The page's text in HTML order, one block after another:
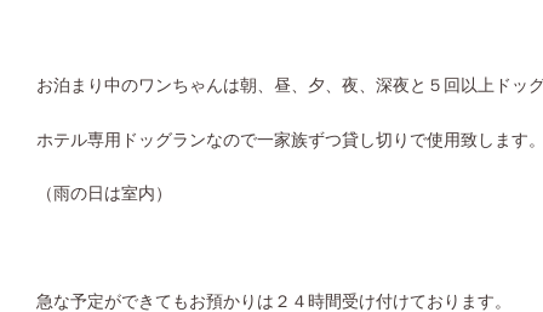
お泊まり中のワンちゃんは朝、昼、夕、夜、深夜と５回以上ドッ
ホテル専用ドッグランなので一家族ずつ貸し切りで使用致します
（雨の日は室内）
急な予定ができてもお預かりは２４時間受け付けております。